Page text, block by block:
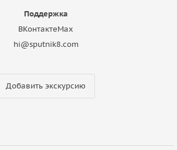
Поддержка
ВКонтактеMax
hi@sputnik8.com
Добавить экскурсию